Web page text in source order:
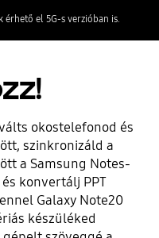
érhető el 5G-s verzióban is.
okostelefonod és
szinkronizáld a
a Samsung Notes-
konvertálj PPT
Galaxy Note20
készüléked